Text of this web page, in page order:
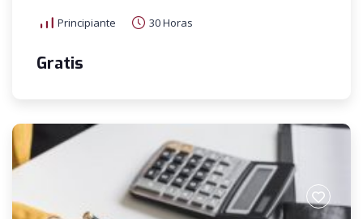
Principiante 30 Horas
Gratis